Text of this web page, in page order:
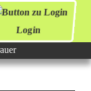
Login